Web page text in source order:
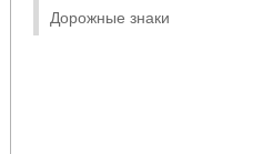
Дорожные знаки